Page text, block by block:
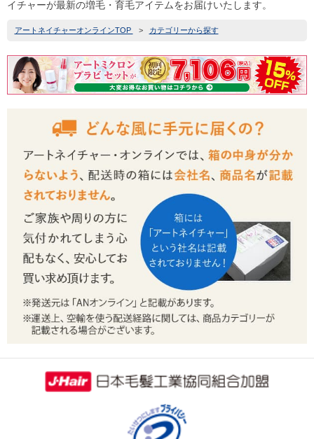
イチャーが最新の増毛・育毛アイテムをお届けいたします。
アートネイチャーオンラインTOP > カテゴリーから探す